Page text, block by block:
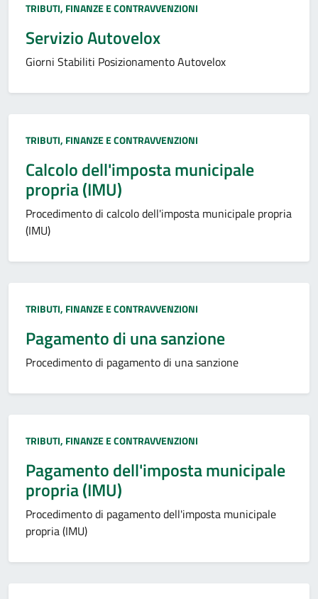
TRIBUTI, FINANZE E CONTRAVVENZIONI
Servizio Autovelox
Giorni Stabiliti Posizionamento Autovelox
Categoria:
TRIBUTI, FINANZE E CONTRAVVENZIONI
Calcolo dell'imposta municipale
propria (IMU)
Procedimento di calcolo dell'imposta municipale propria
(IMU)
Categoria:
TRIBUTI, FINANZE E CONTRAVVENZIONI
Pagamento di una sanzione
Procedimento di pagamento di una sanzione
Categoria:
TRIBUTI, FINANZE E CONTRAVVENZIONI
Pagamento dell'imposta municipale
propria (IMU)
Procedimento di pagamento dell'imposta municipale
propria (IMU)